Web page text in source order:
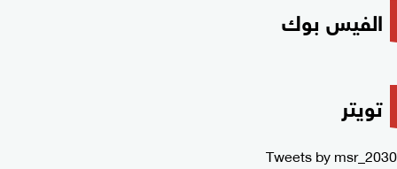
الفيس بوك
تويتر
Tweets by msr_2030